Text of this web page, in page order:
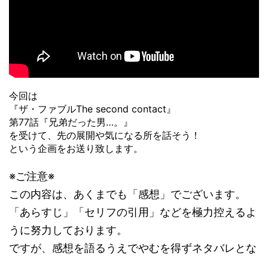
今回は
『ザ・ファブルThe second contact』
第77話『兄弟だった男…。』
を受けて、先の展開や気になる所を話そう！
という企画をお送り致します。
※ご注意※
この内容は、あくまでも「感想」でございます。
「あらすじ」「セリフの引用」などを極力控えるよ
うに努力しております。
ですが、感想を語るうえでやむを得ずネタバレとな